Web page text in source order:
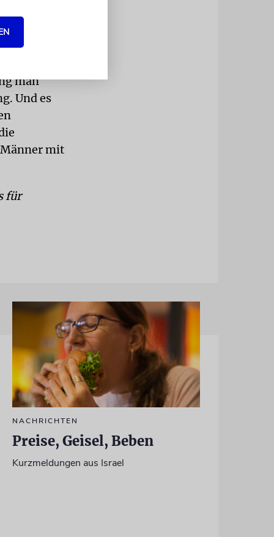
aus.
man
Und es
mit
für
NACHRICHTEN
Preise, Geisel, Beben
Kurzmeldungen aus Israel